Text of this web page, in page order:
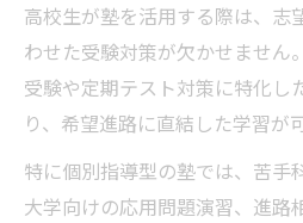
高校生が塾を活用する際は、志
わせた受験対策が欠かせません
受験や定期テスト対策に特化し
り、希望進路に直結した学習が
特に個別指導型の塾では、苦手
大学向けの応用問題演習、進路